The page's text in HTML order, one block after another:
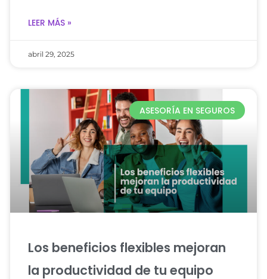
LEER MÁS »
abril 29, 2025
ASESORÍA EN SEGUROS
Los beneficios flexibles mejoran
la productividad de tu equipo